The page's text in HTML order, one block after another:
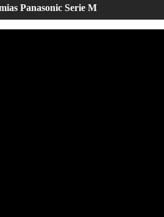
Panasonic Serie M